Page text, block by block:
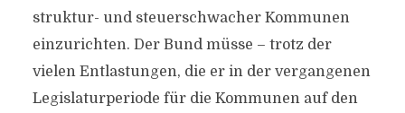
struktur- und steuerschwacher Kommunen
einzurichten. Der Bund müsse – trotz der
vielen Entlastungen, die er in der vergangenen
Legislaturperiode für die Kommunen auf den